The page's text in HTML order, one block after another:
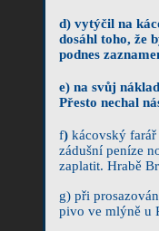
d) vytýčil na
dosáhl toho, že
podnes
e) na svůj
Přesto nechal
f) kácovský
zádušní peníze
zaplatit. Hrabě
g) při
pivo ve mlýně u